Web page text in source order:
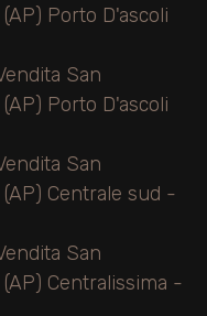
Porto D'ascoli
San
Porto D'ascoli
San
Centrale sud -
San
Centralissima -